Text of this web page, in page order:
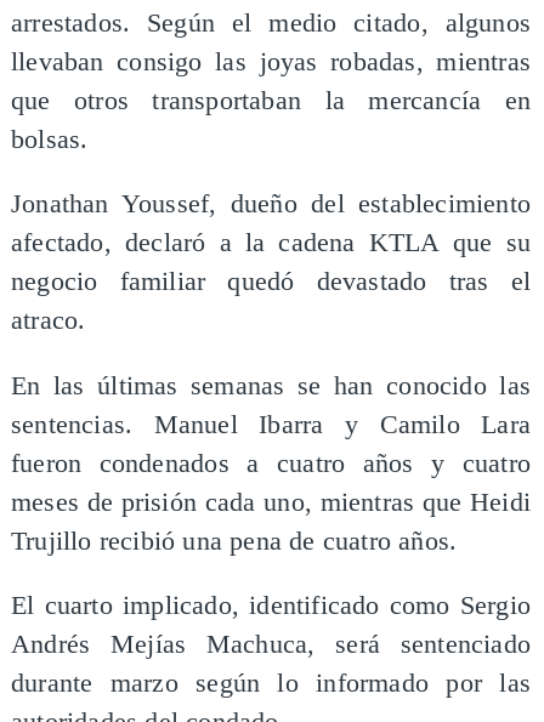
arrestados. Según el medio citado, algunos
llevaban consigo las joyas robadas, mientras
que otros transportaban la mercancía en
bolsas.
Jonathan Youssef, dueño del establecimiento
afectado, declaró a la cadena KTLA que su
negocio familiar quedó devastado tras el
atraco.
En las últimas semanas se han conocido las
sentencias. Manuel Ibarra y Camilo Lara
fueron condenados a cuatro años y cuatro
meses de prisión cada uno, mientras que Heidi
Trujillo recibió una pena de cuatro años.
El cuarto implicado, identificado como Sergio
Andrés Mejías Machuca, será sentenciado
durante marzo según lo informado por las